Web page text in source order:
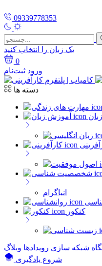
09339778353
یک زبان را انتخاب کنید
0
ورود ثبت‌نام
دسته ها
انیاگرام
کنکور
شبکه سازی رویداد‌ها وبلاگ
شروع یادگیری